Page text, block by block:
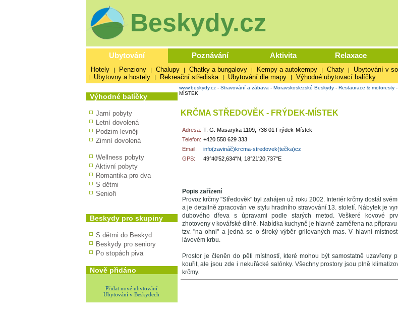
Beskydy.cz
Ubytování Poznávání Aktivita Relaxace
Hotely | Penziony | Chalupy | Chatky a bungalovy | Kempy a autokempy | Chaty | Ubytování v
| Ubytovny a hostely | Rekreační střediska | Ubytování dle mapy | Výhodné ubytovací balíčky
Výhodné balíčky
Jarní pobyty
Letní dovolená
Podzim levněji
Zimní dovolená
Wellness pobyty
Aktivní pobyty
Romantika pro dva
S dětmi
Senioři
Beskydy pro skupiny
S dětmi do Beskyd
Beskydy pro seniory
Po stopách piva
Nově přidáno
Přidat nové ubytování
Ubytování v Beskydech
www.beskydy.cz- Stravování a zábava - Moravskoslezské Beskydy- Restaurace & motoresty-
MÍSTEK
KRČMA STŘEDOVĚK - FRÝDEK-MÍSTEK
Adresa: T. G. Masaryka 1109, 738 01 Frýdek-Místek
Telefon: +420 558 629 333
Email:
info(zavináč)krcma-stredovek(tečka)cz
GPS:
49°40'52,634"N, 18°21'20,737"E
Popis zařízení
Provoz krčmy "Středověk" byl zahájen už roku 2002. Interiér krčmy dostál
a je detailně zpracován ve stylu hradního stravování 13. století. Nábytek je
dubového dřeva s úpravami podle starých metod. Veškeré kovové
zhotoveny v kovářské dílně. Nabídka kuchyně je hlavně zaměřena na
tzv. "na ohni" a jedná se o široký výběr grilovaných mas. V hlavní
lávovém krbu.
Prostor je členěn do pěti místností, které mohou být samostatně uzavřeny
kouřit, ale jsou zde i nekuřácké salónky. Všechny prostory jsou plně
krčmy.